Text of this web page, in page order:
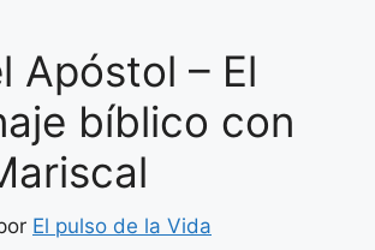
Apóstol – El
bíblico con
El pulso de la Vida